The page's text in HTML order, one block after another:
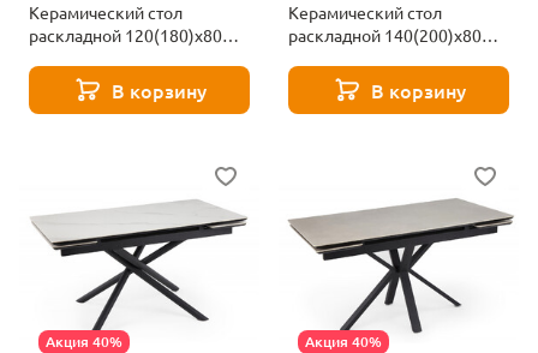
Керамический стол
раскладной 120(180)х80
alpin / черный 622888
В корзину
Керамический стол
раскладной 140(200)х80
черный 625828В корзину
Акция 40% Акция 40%